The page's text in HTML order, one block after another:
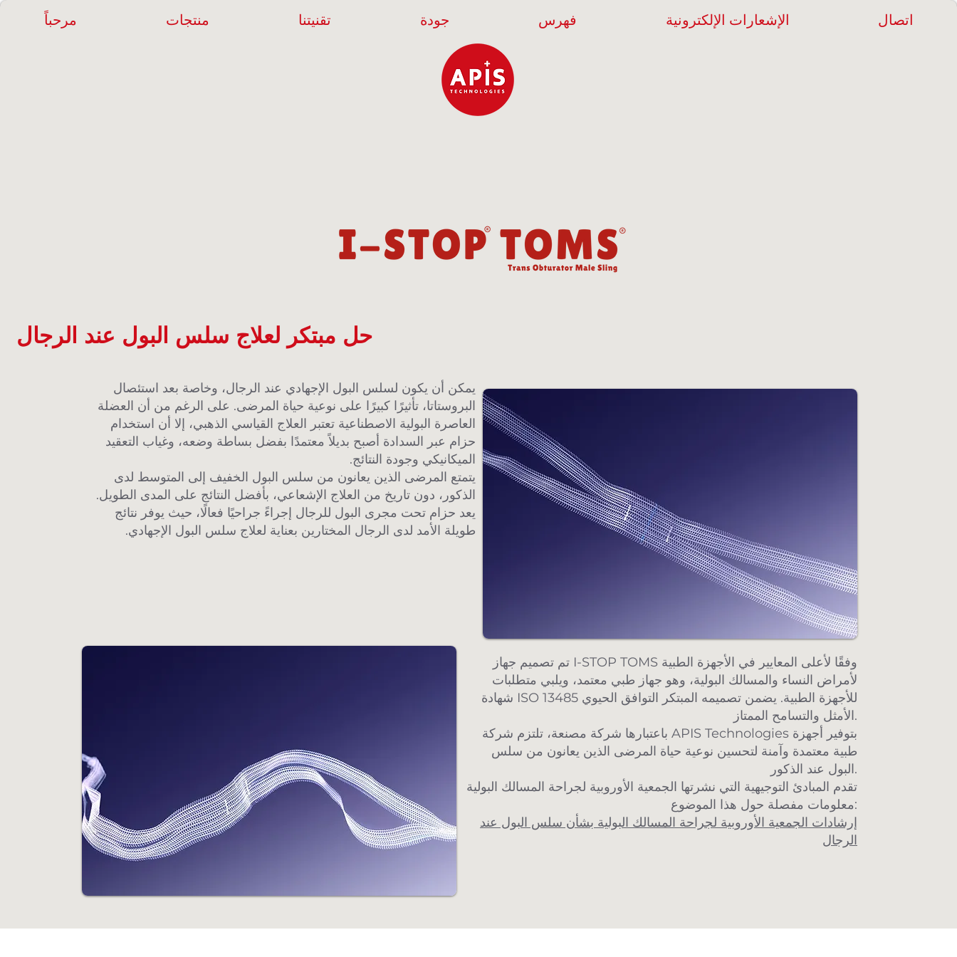
مرحباً منتجات تقنيتنا جودة فهرس الإشعارات الإلكترونية اتصال
حل مبتكر لعلاج سلس البول عند الرجال
يمكن أن يكون لسلس البول الإجهادي عند الرجال، وخاصة بعد استئصال
البروستاتا، تأثيرًا كبيرًا على نوعية حياة المرضى. على الرغم من أن العضلة
العاصرة البولية الاصطناعية تعتبر العلاج القياسي الذهبي، إلا أن استخدام
حزام عبر السدادة أصبح بديلاً معتمدًا بفضل بساطة وضعه، وغياب التعقيد
الميكانيكي وجودة النتائج.
يتمتع المرضى الذين يعانون من سلس البول الخفيف إلى المتوسط لدى
الذكور، دون تاريخ من العلاج الإشعاعي، بأفضل النتائج على المدى الطويل.
يعد حزام تحت مجرى البول للرجال إجراءً جراحيًا فعالًا، حيث يوفر نتائج
طويلة الأمد لدى الرجال المختارين بعناية لعلاج سلس البول الإجهادي.
تم تصميم جهاز I-STOP TOMS وفقًا لأعلى المعايير في الأجهزة الطبية
لأمراض النساء والمسالك البولية، وهو جهاز طبي معتمد، ويلبي متطلبات
شهادة ISO 13485 للأجهزة الطبية. يضمن تصميمه المبتكر التوافق الحيوي
الأمثل والتسامح الممتاز.
باعتبارها شركة مصنعة، تلتزم شركة APIS Technologies بتوفير أجهزة
طبية معتمدة وآمنة لتحسين نوعية حياة المرضى الذين يعانون من سلس
البول عند الذكور.
تقدم المبادئ التوجيهية التي نشرتها الجمعية الأوروبية لجراحة المسالك البولية
معلومات مفصلة حول هذا الموضوع:
إرشادات الجمعية الأوروبية لجراحة المسالك البولية بشأن سلس البول عند
الرجال